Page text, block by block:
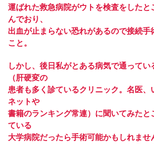
運ばれた救急病院がウトを検査をしたと
んでおり、
出血が止まらない恐れがあるので接続手
こと。
しかし、後日私がとある病気で通ってい
（肝硬変の
患者も多く診ているクリニック。名医、
ネットや
書籍のランキング常連）に聞いてみたと
ている
大学病院だったら手術可能かもしれませ